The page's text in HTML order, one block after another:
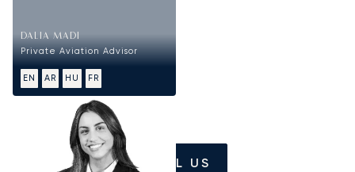
DALIA MADI
Private Aviation Advisor
EN AR HU FR
CALL US